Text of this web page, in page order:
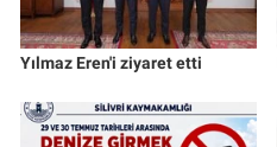
Yılmaz Eren'i ziyaret etti